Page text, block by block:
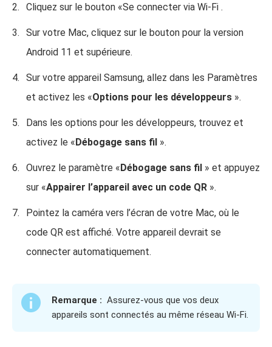
Cliquez sur le bouton «Se connecter via Wi-Fi .
Sur votre Mac, cliquez sur le bouton pour la version
Android 11 et supérieure.
Sur votre appareil Samsung, allez dans les Paramètres
et activez les «Options pour les développeurs ».
Dans les options pour les développeurs, trouvez et
activez le «Débogage sans fil ».
Ouvrez le paramètre «Débogage sans fil » et appuyez
sur «Appairer l’appareil avec un code QR ».
Pointez la caméra vers l’écran de votre Mac, où le
code QR est affiché. Votre appareil devrait se
connecter automatiquement.
Remarque : Assurez-vous que vos deux
appareils sont connectés au même réseau Wi-Fi.